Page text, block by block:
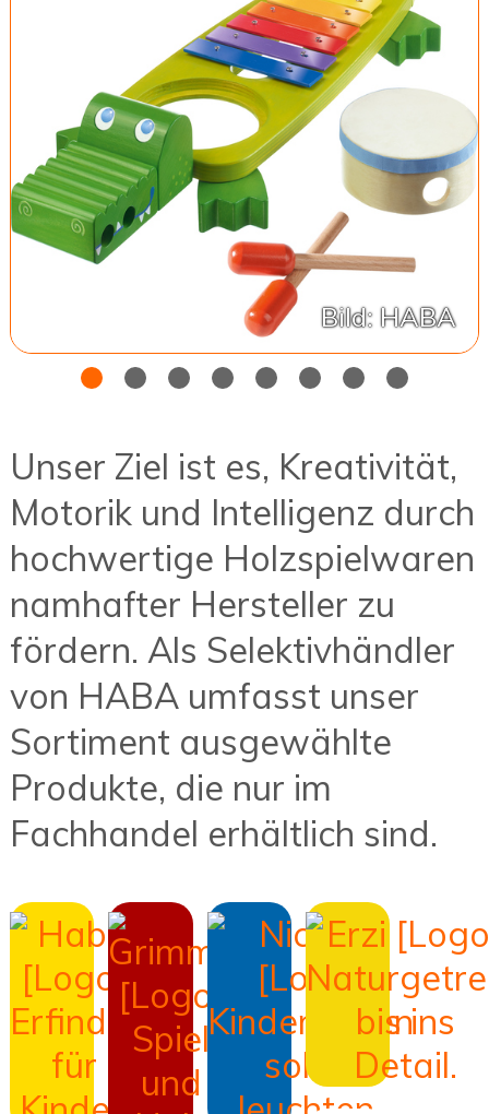
Bild: HABA
Unser Ziel ist es, Kreativität,
Motorik und Intelligenz durch
hochwertige Holzspielwaren
namhafter Hersteller zu
fördern. Als Selektivhändler
von HABA umfasst unser
Sortiment ausgewählte
Produkte, die nur im
Fachhandel erhältlich sind.